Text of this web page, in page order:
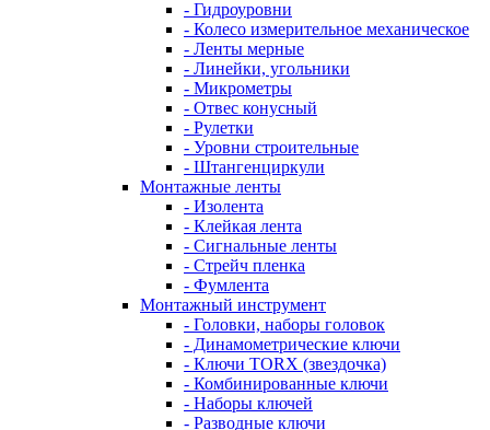
- Гидроуровни
- Колесо измерительное механическое
- Ленты мерные
- Линейки, угольники
- Микрометры
- Отвес конусный
- Рулетки
- Уровни строительные
- Штангенциркули
Монтажные ленты
- Изолента
- Клейкая лента
- Сигнальные ленты
- Стрейч пленка
- Фумлента
Монтажный инструмент
- Головки, наборы головок
- Динамометрические ключи
- Ключи TORX (звездочка)
- Комбинированные ключи
- Наборы ключей
- Разводные ключи